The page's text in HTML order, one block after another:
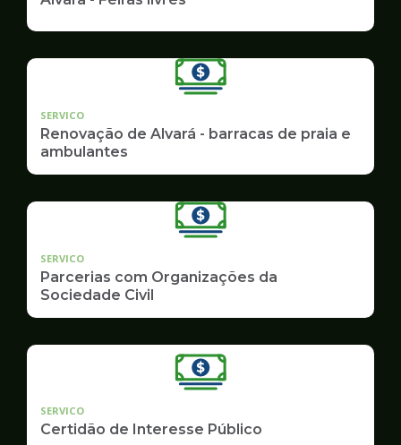
SERVICO
Renovação de Alvará - barracas de praia e
ambulantes
SERVICO
Parcerias com Organizações da
Sociedade Civil
SERVICO
Certidão de Interesse Público